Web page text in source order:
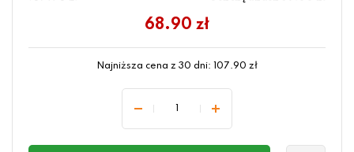
68.90 zł
Najniższa cena z 30 dni: 107.90 zł